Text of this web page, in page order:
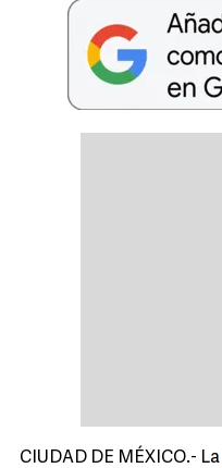
CIUDAD DE MÉXICO.- La